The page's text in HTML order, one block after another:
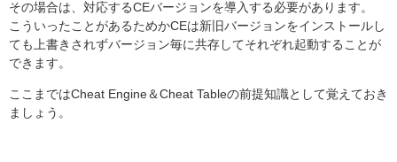
その場合は、対応するCEバージョンを導入する必要があります。
こういったことがあるためかCEは新旧バージョンをインストールし
ても上書きされずバージョン毎に共存してそれぞれ起動することが
できます。
ここまではCheat Engine＆Cheat Tableの前提知識として覚えておき
ましょう。